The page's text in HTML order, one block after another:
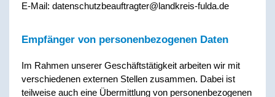
E-Mail: datenschutzbeauftragter@landkreis-fulda.de
Empfänger von personenbezogenen Daten
Im Rahmen unserer Geschäftstätigkeit arbeiten wir mit
verschiedenen externen Stellen zusammen. Dabei ist
teilweise auch eine Übermittlung von personenbezogenen